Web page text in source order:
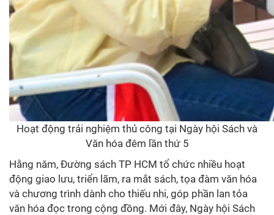
Hoạt động trải nghiệm thủ công tại Ngày hội Sách và
Văn hóa đêm lần thứ 5
Hằng năm, Đường sách TP HCM tổ chức nhiều hoạt
động giao lưu, triển lãm, ra mắt sách, tọa đàm văn hóa
và chương trình dành cho thiếu nhi, góp phần lan tỏa
văn hóa đọc trong cộng đồng. Mới đây, Ngày hội Sách